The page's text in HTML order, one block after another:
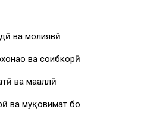
ва молиявӣ
ва соҳибкорӣ
ва маҳаллӣ
ва муқовимат бо